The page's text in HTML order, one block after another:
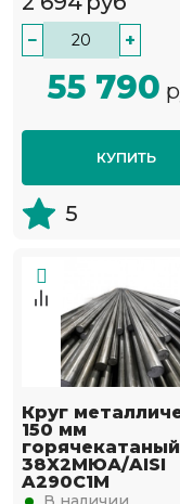
− +
55 790
КУПИТЬ
5
Круг
150 мм
горячекатаный
38Х2МЮА/AISI
A290C1M